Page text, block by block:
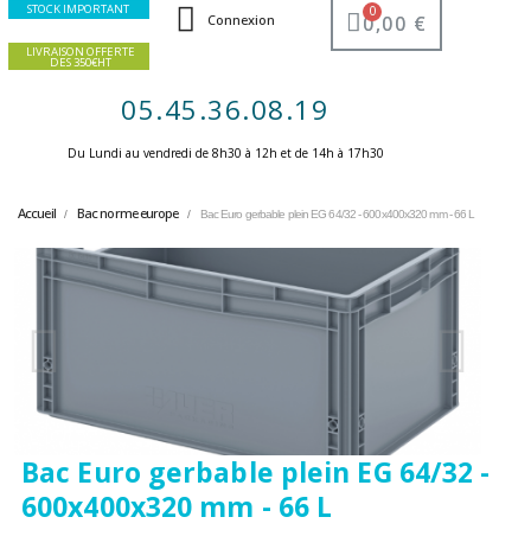
STOCK IMPORTANT
LIVRAISON OFFERTE
DES 350€HT
Connexion 0,00 €
05.45.36.08.19
Du Lundi au vendredi de 8h30 à 12h et de 14h à 17h30 ​
Accueil Bac norme europe Bac Euro gerbable plein EG 64/32 - 600x400x320 mm - 66 L
Bac Euro gerbable plein EG 64/32 -
600x400x320 mm - 66 L